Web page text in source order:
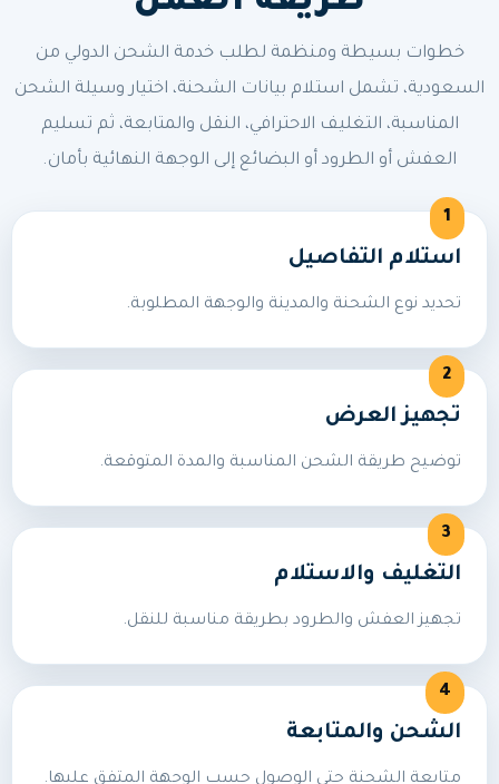
خطوات بسيطة ومنظمة لطلب خدمة الشحن الدولي من
السعودية، تشمل استلام بيانات الشحنة، اختيار وسيلة الشحن
المناسبة، التغليف الاحترافي، النقل والمتابعة، ثم تسليم
العفش أو الطرود أو البضائع إلى الوجهة النهائية بأمان.
استلام التفاصيل
تحديد نوع الشحنة والمدينة والوجهة المطلوبة.
تجهيز العرض
توضيح طريقة الشحن المناسبة والمدة المتوقعة.
التغليف والاستلام
تجهيز العفش والطرود بطريقة مناسبة للنقل.
الشحن والمتابعة
متابعة الشحنة حتى الوصول حسب الوجهة المتفق عليها.